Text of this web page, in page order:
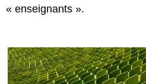
« enseignants ».